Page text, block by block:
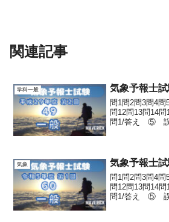
関連記事
学科一般 気象予報士
問1問2問3問4問
問12問13問14
問1/答え ⑤
気象 気象予報士
問1問2問3問4問
問12問13問14
問1/答え ⑤